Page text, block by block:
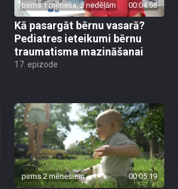
pirms 1 mēneša, 2 nedēļām 00:04:58
Kā pasargāt bērnu vasarā?
Pediatres ieteikumi bērnu
traumatisma mazināšanai
17. epizode
pirms 2 mēnešiem 00:05:19